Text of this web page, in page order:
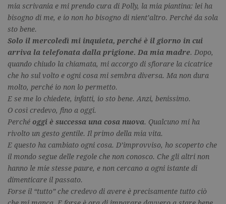
mia scrivania e mi prendo cura di Polly, la mia piantina: lei ha
bisogno di me, e io non ho bisogno di nient’altro. Perché da sola
sto bene.
Solo il mercoledì mi inquieta, perché è il giorno in cui
arriva la telefonata dalla prigione. Da mia madre. Dopo,
quando chiudo la chiamata, mi accorgo di sfiorare la cicatrice
che ho sul volto e ogni cosa mi sembra diversa. Ma non dura
molto, perché io non lo permetto.
E se me lo chiedete, infatti, io sto bene. Anzi, benissimo.
O così credevo, fino a oggi.
Perché oggi è successa una cosa nuova. Qualcuno mi ha
rivolto un gesto gentile. Il primo della mia vita.
E questo ha cambiato ogni cosa. D’improvviso, ho scoperto che
il mondo segue delle regole che non conosco. Che gli altri non
hanno le mie stesse paure, e non cercano a ogni istante di
dimenticare il passato.
Forse il “tutto” che credevo di avere è precisamente tutto ciò